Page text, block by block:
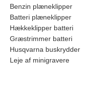
Benzin plæneklipper
Batteri plæneklipper
Hækkeklipper batteri
Græstrimmer batteri
Husqvarna buskrydder
Leje af minigravere